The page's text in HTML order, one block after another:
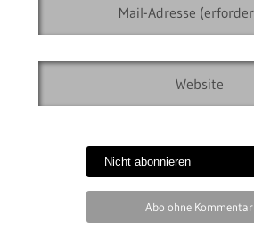
Abo ohne Kommentar